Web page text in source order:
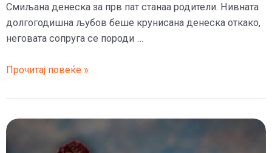
Смиљана денеска за прв пат станаа родители. Нивната
долгогодишна љубов беше крунисана денеска откако,
неговата сопруга се породи …
Актерот
Коцев
стана
татко
Прочитај повеќе »